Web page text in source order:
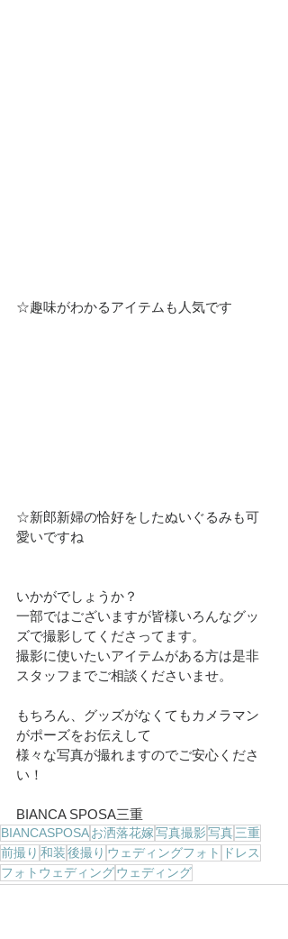
☆趣味がわかるアイテムも人気です
☆新郎新婦の恰好をしたぬいぐるみも可
愛いですね
いかがでしょうか？
一部ではございますが皆様いろんなグッ
ズで撮影してくださってます。
撮影に使いたいアイテムがある方は是非
スタッフまでご相談くださいませ。
もちろん、グッズがなくてもカメラマン
がポーズをお伝えして
様々な写真が撮れますのでご安心くださ
い！
BIANCA SPOSA三重
BIANCASPOSAお洒落花嫁写真撮影写真三重
前撮り 和装後撮り ウェディングフォト
ドレス
フォトウェディングウェディング